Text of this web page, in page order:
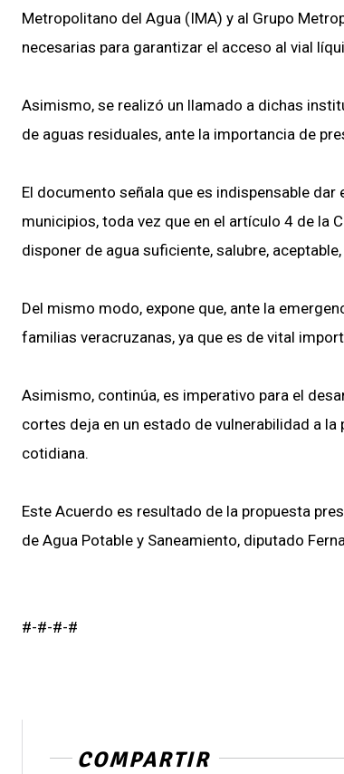
Metropolitano del Agua (IMA) y al Grupo
necesarias para garantizar el acceso al vial
Asimismo, se realizó un llamado a dichas
de aguas residuales, ante la importancia de
El documento señala que es indispensable
municipios, toda vez que en el artículo 4 de la
disponer de agua suficiente, salubre,
Del mismo modo, expone que, ante la
familias veracruzanas, ya que es de vital
Asimismo, continúa, es imperativo para el
cortes deja en un estado de vulnerabilidad a
cotidiana.
Este Acuerdo es resultado de la propuesta
de Agua Potable y Saneamiento, diputado
#-#-#-#
COMPARTIR